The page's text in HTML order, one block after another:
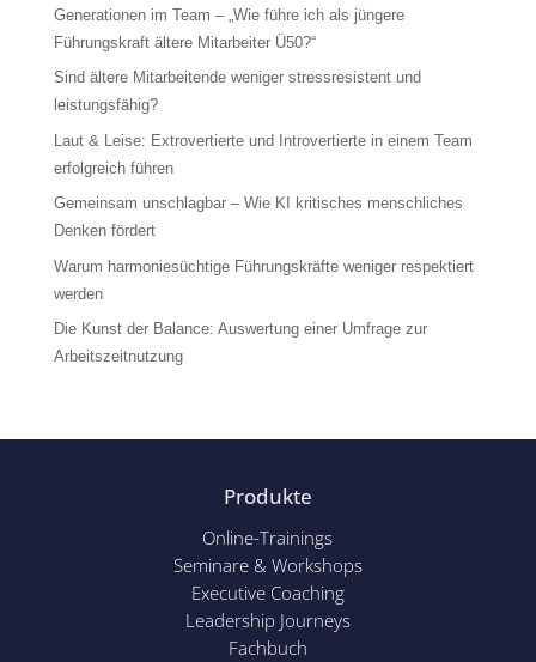
Generationen im Team – „Wie führe ich als jüngere
Führungskraft ältere Mitarbeiter Ü50?“
Sind ältere Mitarbeitende weniger stressresistent und
leistungsfähig?
Laut & Leise: Extrovertierte und Introvertierte in einem Team
erfolgreich führen
Gemeinsam unschlagbar – Wie KI kritisches menschliches
Denken fördert
Warum harmoniesüchtige Führungskräfte weniger respektiert
werden
Die Kunst der Balance: Auswertung einer Umfrage zur
Arbeitszeitnutzung
Produkte
Online-Trainings
Seminare & Workshops
Executive Coaching
Leadership Journeys
Fachbuch